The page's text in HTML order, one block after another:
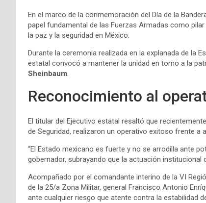
En el marco de la conmemoración del Día de la
papel fundamental de las Fuerzas Armadas como
la paz y la seguridad en México.
Durante la ceremonia realizada en la explanada de la
estatal convocó a mantener la unidad en torno a la
Sheinbaum.
Reconocimiento al
El titular del Ejecutivo estatal resaltó que
de Seguridad, realizaron un operativo exitoso frente a
“El Estado mexicano es fuerte y no se arrodilla ante
gobernador, subrayando que la actuación
Acompañado por el comandante interino de la VI
de la 25/a Zona Militar, general Francisco Antonio
ante cualquier riesgo que atente contra la estabilidad